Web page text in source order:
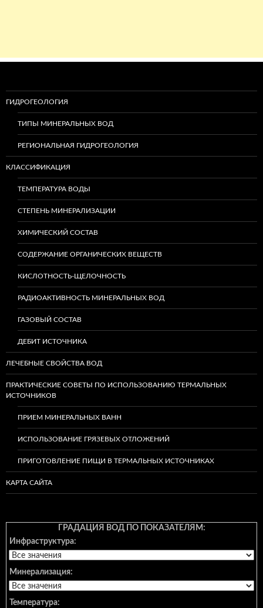
ГИДРОГЕОЛОГИЯ
ТИПЫ МИНЕРАЛЬНЫХ ВОД
РЕГИОНАЛЬНАЯ ГИДРОГЕОЛОГИЯ
КЛАССИФИКАЦИЯ
ТЕМПЕРАТУРА ВОДЫ
СТЕПЕНЬ МИНЕРАЛИЗАЦИИ
ХИМИЧЕСКИЙ СОСТАВ
СОДЕРЖАНИЕ ОРГАНИЧЕСКИХ ВЕЩЕСТВ
КИСЛОТНОСТЬ-ЩЕЛОЧНОСТЬ
РАДИОАКТИВНОСТЬ МИНЕРАЛЬНЫХ ВОД
ГАЗОВЫЙ СОСТАВ
ДЕБИТ ИСТОЧНИКА
ЛЕЧЕБНЫЕ СВОЙСТВА ВОД
ПРАКТИЧЕСКИЕ СОВЕТЫ ПО ИСПОЛЬЗОВАНИЮ ТЕРМАЛЬНЫХ
ИСТОЧНИКОВ
ПРИЕМ МИНЕРАЛЬНЫХ ВАНН
ИСПОЛЬЗОВАНИЕ ГРЯЗЕВЫХ ОТЛОЖЕНИЙ
ПРИГОТОВЛЕНИЕ ПИЩИ В ТЕРМАЛЬНЫХ ИСТОЧНИКАХ
КАРТА САЙТА
ГРАДАЦИЯ ВОД ПО ПОКАЗАТЕЛЯМ:
Инфраструктура:
Минерализация:
Температура: